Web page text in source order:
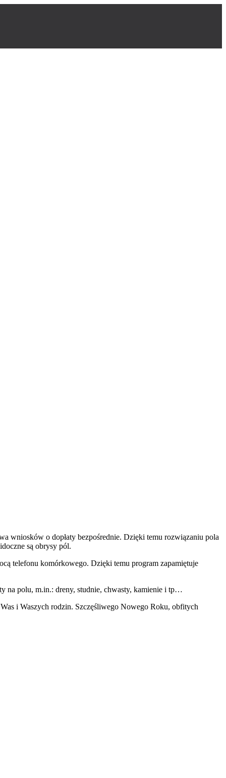
wniosków o dopłaty bezpośrednie. Dzięki temu rozwiązaniu pola
są obrysy pól.
telefonu komórkowego. Dzięki temu program zapamiętuje
na polu, m.in.: dreny, studnie, chwasty, kamienie i tp…
i Waszych rodzin. Szczęśliwego Nowego Roku, obfitych